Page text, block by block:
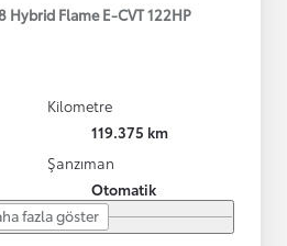
Hybrid Flame E-CVT 122HP
Kilometre
119.375 km
Şanzıman
Otomatik
fazla göster